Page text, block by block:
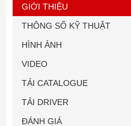
GIỚI THIỆU
THÔNG SỐ KỸ THUẬT
HÌNH ẢNH
VIDEO
TẢI CATALOGUE
TẢI DRIVER
ĐÁNH GIÁ